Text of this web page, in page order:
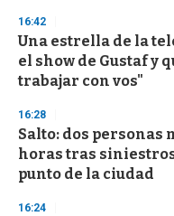
s
e
c
o
n
16:42
Una estrella de la
el show de Gustaf y
trabajar con vos"
16:28
Salto: dos
horas tras
punto de la ciudad
16:24